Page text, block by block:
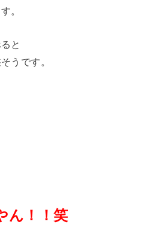
。
と
うです。
ん！！笑